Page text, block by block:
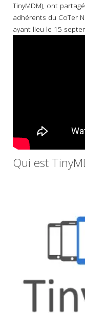
TinyMDM), ont
adhérents du CoTer
ayant lieu le 15
Qui est